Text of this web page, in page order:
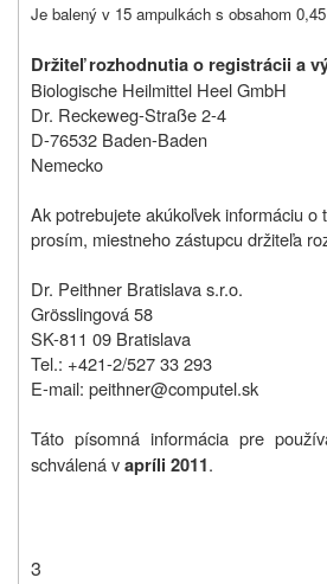
Je balený v 15 ampulkách s obsahom
Držiteľ rozhodnutia o registrácii a
Biologische Heilmittel Heel GmbH
Dr. Reckeweg-Straße 2-4
D-76532 Baden-Baden
Nemecko
Ak potrebujete akúkoľvek informáciu o
prosím, miestneho zástupcu držiteľa
Dr. Peithner Bratislava s.r.o.
Grösslingová 58
SK-811 09 Bratislava
Tel.: +421-2/527 33 293
E-mail: peithner@computel.sk
Táto písomná informácia pre
schválená vapríli 2011.
3